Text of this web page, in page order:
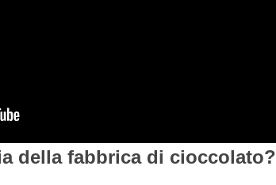
della fabbrica di cioccolato?